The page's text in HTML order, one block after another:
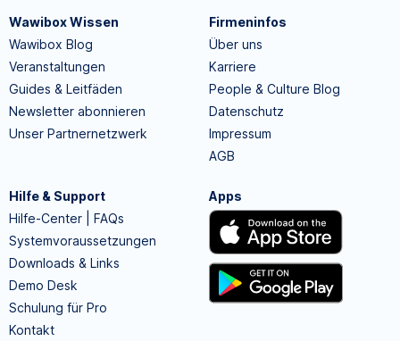
Wawibox Wissen
Wawibox Blog
Veranstaltungen
Guides & Leitfäden
Newsletter abonnieren
Unser Partnernetzwerk
Firmeninfos
Über uns
Karriere
People & Culture Blog
Datenschutz
Impressum
AGB
Hilfe & Support
Hilfe-Center | FAQs
Systemvoraussetzungen
Downloads & Links
Demo Desk
Schulung für Pro
Kontakt
Apps